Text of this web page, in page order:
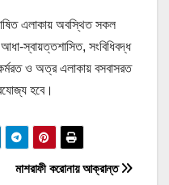
এলাকায় অবস্থিত সকল
স্বায়ত্তশাসিত, সংবিধিবদ্ধ
ও অত্র এলাকায় বসবাসরত
হবে।
মাশরাফী করোনায় আক্রান্ত